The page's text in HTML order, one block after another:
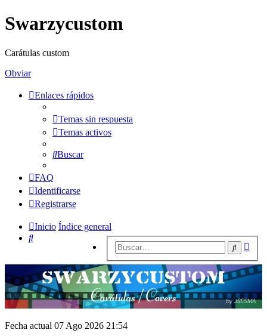
Swarzycustom
Carátulas custom
Obviar
Enlaces rápidos
Temas sin respuesta
Temas activos
Buscar
FAQ
Identificarse
Registrarse
Inicio Índice general
Buscar
Buscar
Fecha actual 07 Ago 2026 21:54